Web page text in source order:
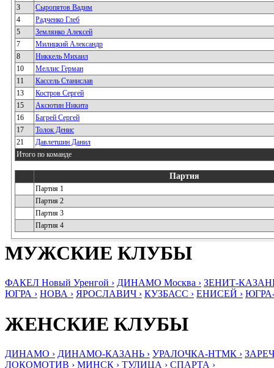
3
Сыропятов Вадим
4
Радченко Глеб
5
Землянко Алексей
7
Милицкий Александр
8
Никкель Михаил
10
Меллис Герман
11
Кассель Станислав
13
Костров Сергей
15
Аксютин Никита
16
Багрей Сергей
17
Толок Денис
21
Давлетшин Данил
Итого по команде
Партия
Партия 1
Партия 2
Партия 3
Партия 4
МУЖСКИЕ КЛУБЫ
ФАКЕЛ Новый Уренгой › ДИНАМО Москва › ЗЕНИТ-
ЮГРА › НОВА › ЯРОСЛАВИЧ › КУЗБАСС › ЕНИСЕЙ ›
ЖЕНСКИЕ КЛУБЫ
ДИНАМО › ДИНАМО-КАЗАНЬ › УРАЛОЧКА-НТМК ›
ЛОКОМОТИВ › МИНСК › ТУЛИЦА › СПАРТА ›